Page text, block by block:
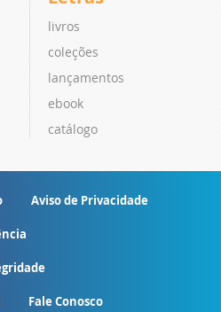
livros
coleções
lançamentos
ebook
catálogo
Aviso de Privacidade
Fale Conosco